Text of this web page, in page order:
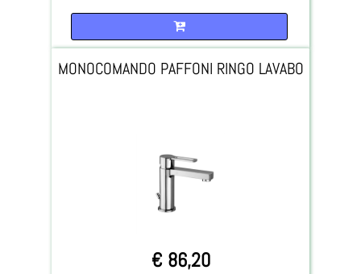
MONOCOMANDO PAFFONI RINGO LAVABO
€ 86,20